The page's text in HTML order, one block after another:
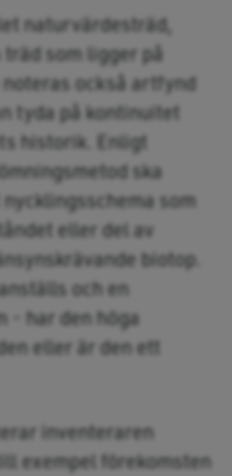
naturvärdesträd,
som ligger på
också artfynd
tyda på kontinuitet
historik. Enligt
ska
som
eller del av
biotop.
och en
- har den höga
eller är den ett
inventeraren
exempel förekomsten